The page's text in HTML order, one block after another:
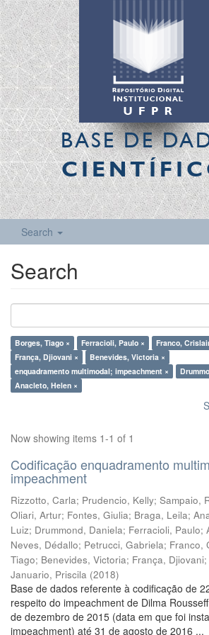
BASE DE
Search
Search
Borges, Tiago × Ferracioli, Paulo × Franco,
França, Djiovani ×
Benevides, Victoria ×
enquadramento multimodal; impeachment ×
Anacleto, Helen ×
Now showing items 1-1 of 1
Codificação enquadramento
impeachment
Rizzotto, Carla; Prudencio, Kelly; Sampaio,
Oliari, Artur; Fontes, Giulia; Braga, Leila;
Luiz; Drummond, Daniela; Ferracioli, Paulo;
Neves, Dédallo; Petrucci, Gabriela; Franco,
Tiago; Benevides, Victoria; França, Djiovani;
Januario, Priscila (2018)
Base de dados referente à codificação de
respeito do impeachment de Dilma
de dezembro de 2015 (data em que foi
impeachment) até 31 de agosto de 2016 ...